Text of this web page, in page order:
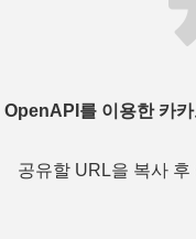
OpenAPI를 이용한 카
공유할 URL을 복사